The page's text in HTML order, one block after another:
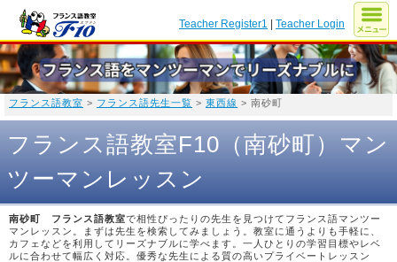
Teacher Register1 |Teacher Login
フランス語教室 > フランス語先生一覧 > 東西線 > 南砂町
フランス語教室F10（南砂町）マン
ツーマンレッスン
南砂町 フランス語教室で相性ぴったりの先生を見つけてフランス語マンツー
マンレッスン。まずは先生を検索してみましょう。教室に通うよりも手軽に、
カフェなどを利用してリーズナブルに学べます。一人ひとりの学習目標やレベ
ルに合わせて幅広く対応。優秀な先生による質の高いプライベートレッスン